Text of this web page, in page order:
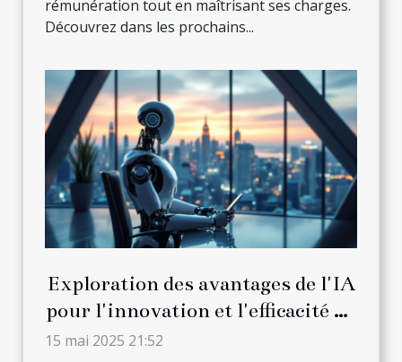
rémunération tout en maîtrisant ses charges.
Découvrez dans les prochains...
Exploration des avantages de l'IA
pour l'innovation et l'efficacité en
entreprise
15 mai 2025 21:52